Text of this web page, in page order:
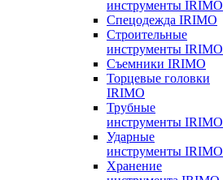
инструменты IRIMO
Спецодежда IRIMO
Строительные
инструменты IRIMO
Съемники IRIMO
Торцевые головки
IRIMO
Трубные
инструменты IRIMO
Ударные
инструменты IRIMO
Хранение